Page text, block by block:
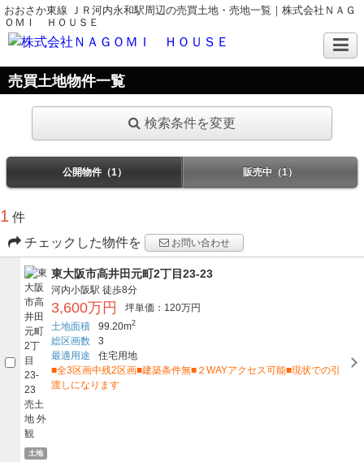
おおさか東線 ＪＲ河内永和駅周辺の売買土地・売地一覧｜株式会社ＮＡＧ
ＯＭＩ ＨＯＵＳＥ
売買土地物件一覧
検索条件を変更
公開物件（1） 販売中（1）
1 件
チェックした物件を
お問い合わせ
土地
東大阪市高井田元町2丁目23-23
河内小阪駅 徒歩8分
3,600万円
坪単価：120万円
土地面積
99.20m2
総区画数
3
最適用途
住宅用地
■全3区画中残2区画■建築条件無■２WAYアクセス可能■現状での引
渡しになります